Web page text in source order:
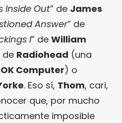
Inside Out” de James
Answer” de
I” de William
de Radiohead (una
OK Computer) o
. Eso sí, Thom, cari,
que, por mucho
imposible